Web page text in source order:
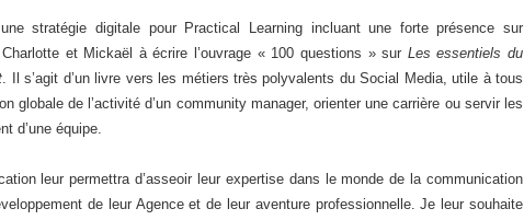
stratégie digitale pour Practical Learning incluant une forte présence sur
Charlotte et Mickaël à écrire l’ouvrage « 100 questions » sur Les essentiels du
. Il s’agit d’un livre vers les métiers très polyvalents du Social Media, utile à tous
globale de l’activité d’un community manager, orienter une carrière ou servir les
d’une équipe.
leur permettra d’asseoir leur expertise dans le monde de la communication
de leur Agence et de leur aventure professionnelle. Je leur souhaite